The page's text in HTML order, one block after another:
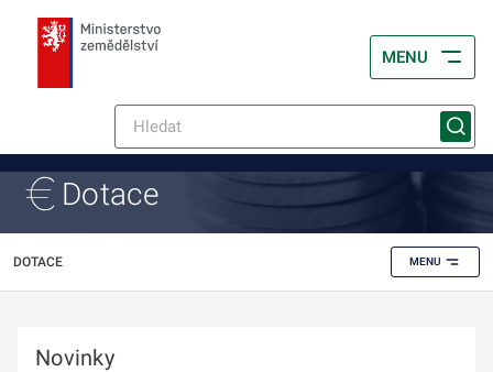
MENU
Dotace
DOTACE MENU
Novinky